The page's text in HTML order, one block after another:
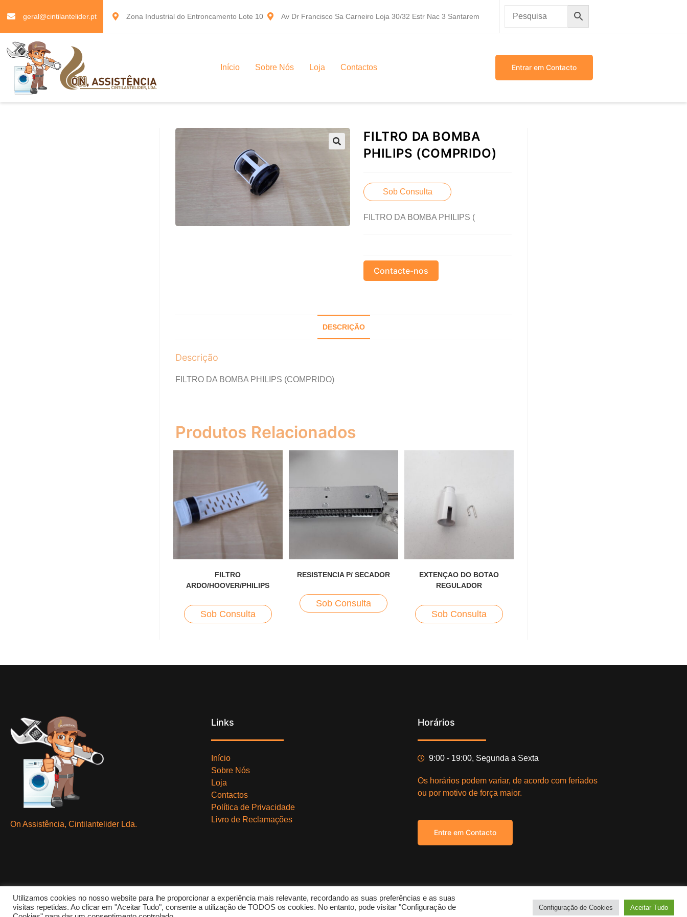
geral@cintilantelider.pt Zona Industrial do Entroncamento Lote 10 Av Dr Francisco Sa Carneiro Loja 30/32 Estr Nac 3 Santarem
Início Sobre Nós Loja Contactos Entrar em Contacto
FILTRO DA BOMBA
PHILIPS (COMPRIDO)
Sob Consulta
FILTRO DA BOMBA PHILIPS (
Contacte-nos
DESCRIÇÃO
Descrição
FILTRO DA BOMBA PHILIPS (COMPRIDO)
Produtos Relacionados
FILTRO
ARDO/HOOVER/PHILIPS
Sob Consulta
RESISTENCIA P/ SECADOR
Sob Consulta
EXTENÇAO DO BOTAO
REGULADOR
Sob Consulta
On Assistência, Cintilantelider Lda.
Links
Início
Sobre Nós
Loja
Contactos
Política de Privacidade
Livro de Reclamações
Horários
9:00 - 19:00, Segunda a Sexta
Os horários podem variar, de acordo com feriados
ou por motivo de força maior.
Entre em Contacto
Copyright © 2021. Todos os direitos reservados.
Utilizamos cookies no nosso website para lhe proporcionar a experiência mais relevante, recordando as suas preferências e as suas
visitas repetidas. Ao clicar em "Aceitar Tudo", consente a utilização de TODOS os cookies. No entanto, pode visitar "Configuração de
Configuração de Cookies Aceitar Tudo